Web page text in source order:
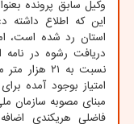
وکیل سابق پرونده
این که اطلاع داشته
استان رد شده است،
دریافت رشوه در
نسبت به
امتیاز بوجود آمده
مبنای مصوبه سازمان
فاضلی هریکندی